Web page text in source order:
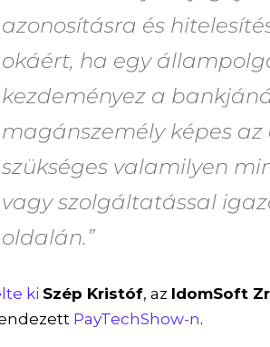
azonosításra és
okáért, ha egy
kezdeményez a
magánszemély képes
szükséges valamilyen
vagy szolgáltatással
oldalán.”
ki Szép Kristóf, az IdomSoft
PayTechShow-n.